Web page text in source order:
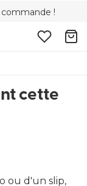
!
90 €
cette
ou d'un slip,